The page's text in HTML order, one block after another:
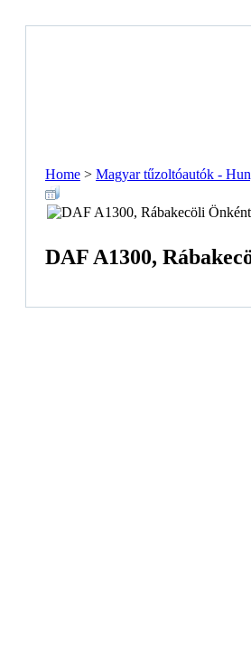
Home > Magyar tűzoltóautók -
DAF A1300,